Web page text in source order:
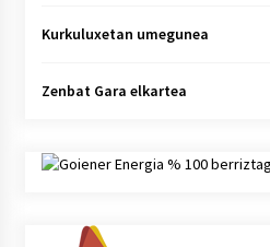
Kurkuluxetan umegunea
Zenbat Gara elkartea